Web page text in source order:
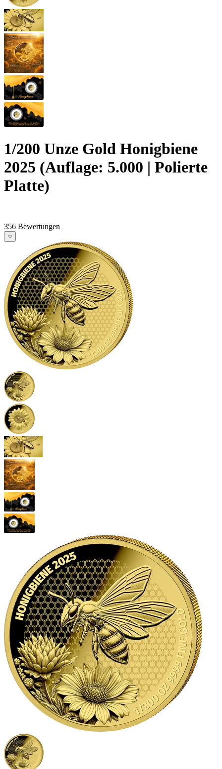
1/200 Unze Gold Honigbiene
2025 (Auflage: 5.000 | Polierte
Platte)
356 Bewertungen